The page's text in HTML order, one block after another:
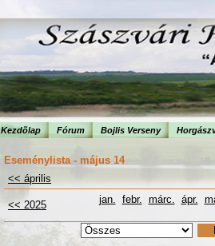
Kezdõlap Fórum Bojlis Verseny
Eseménylista - május 14
<< április
<< 2025 jan. febr. márc. ápr.